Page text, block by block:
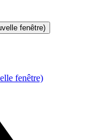
fenêtre)
fenêtre)